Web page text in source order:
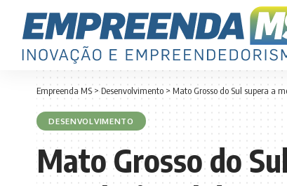
Empreenda MS>Desenvolvimento > Mato Grosso do Sul supera a
DESENVOLVIMENTO
Mato Grosso do